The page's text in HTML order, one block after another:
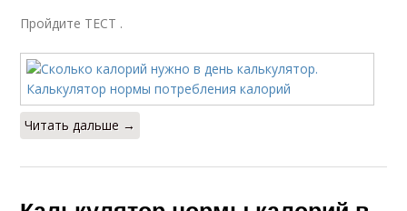
Пройдите ТЕСТ .
Читать дальше →